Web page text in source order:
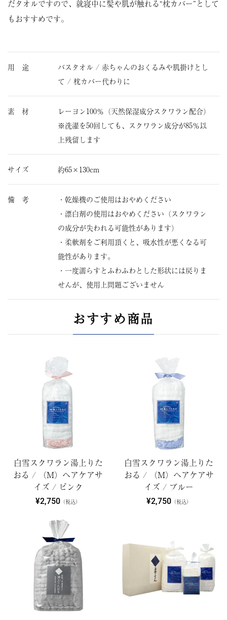
だタオルですので、就寝中に髪や肌が触れる“枕カバー”として
もおすすめです。
用 途
バスタオル / 赤ちゃんのおくるみや肌掛けとし
て / 枕カバー代わりに
素 材
レーヨン100％（天然保湿成分スクワラン配合）
※洗濯を50回しても、スクワラン成分が85％以
上残留します
サイズ 約65×130cm
備 考
・乾燥機のご使用はおやめください
・漂白剤の使用はおやめください（スクワラン
の成分が失われる可能性があります）
・柔軟剤をご利用頂くと、吸水性が悪くなる可
能性があります。
・一度濡らすとふわふわとした形状には戻りま
せんが、使用上問題ございません
おすすめ商品
白雪スクワラン湯上りた
おる / （M）ヘアケアサ
イズ / ピンク
¥2,750 （税込）
白雪スクワラン湯上りた
おる / （M）ヘアケアサ
イズ / ブルー
¥2,750（税込）